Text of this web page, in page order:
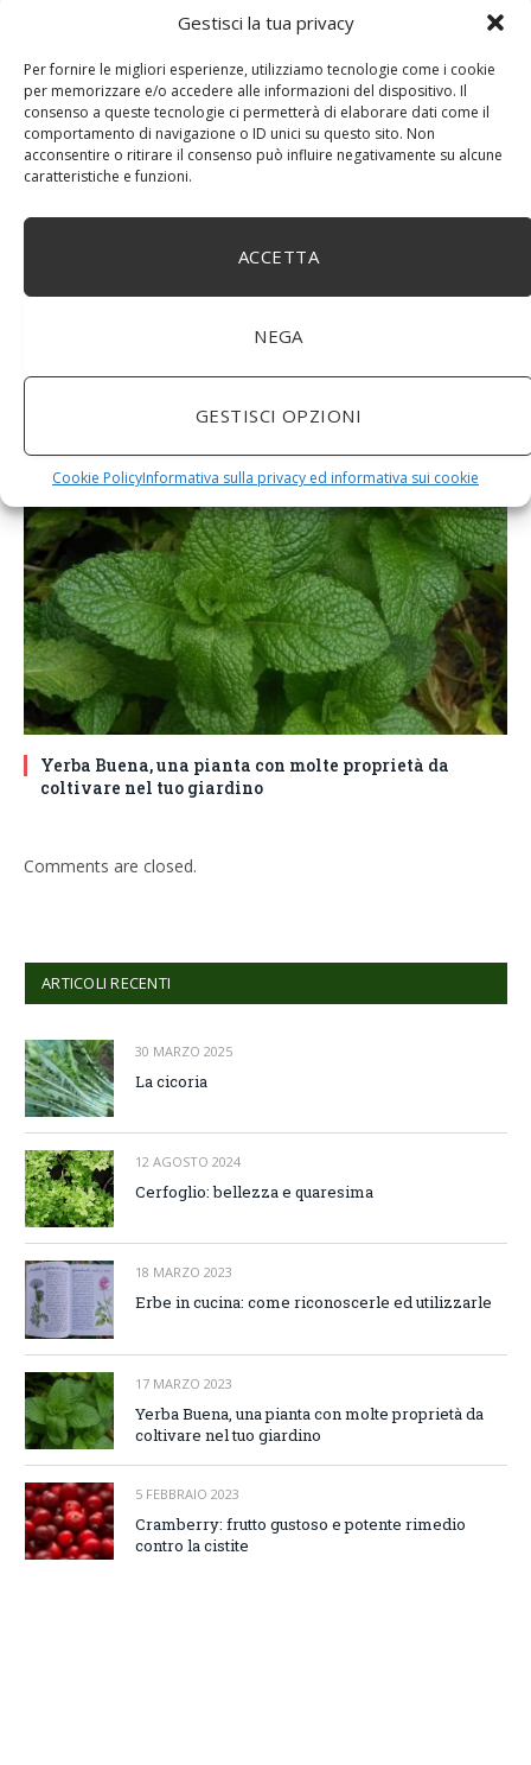
Gestisci la tua privacy
Per fornire le migliori esperienze, utilizziamo tecnologie come i cookie
per memorizzare e/o accedere alle informazioni del dispositivo. Il
consenso a queste tecnologie ci permetterà di elaborare dati come il
comportamento di navigazione o ID unici su questo sito. Non
acconsentire o ritirare il consenso può influire negativamente su alcune
caratteristiche e funzioni.
ACCETTA
NEGA
GESTISCI OPZIONI
Cookie PolicyInformativa sulla privacy ed informativa sui cookie
Cerfoglio: bellezza e quaresima
Erbe in cucina: come riconoscerle ed utilizzarle
Yerba Buena, una pianta con molte proprietà da
coltivare nel tuo giardino
Comments are closed.
ARTICOLI RECENTI
30 MARZO 2025
La cicoria
12 AGOSTO 2024
Cerfoglio: bellezza e quaresima
18 MARZO 2023
Erbe in cucina: come riconoscerle ed utilizzarle
17 MARZO 2023
Yerba Buena, una pianta con molte proprietà da
coltivare nel tuo giardino
5 FEBBRAIO 2023
Cramberry: frutto gustoso e potente rimedio
contro la cistite